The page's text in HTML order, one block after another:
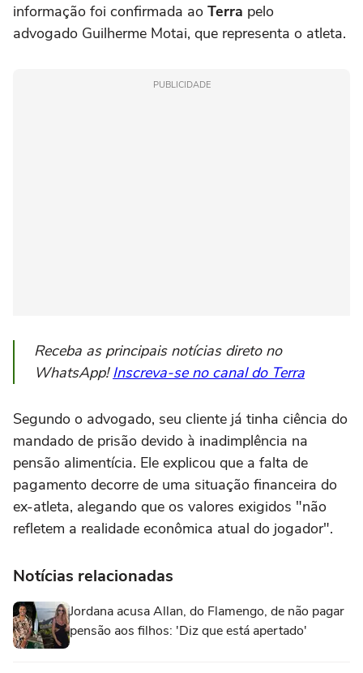
informação foi confirmada ao Terra pelo
advogado Guilherme Motai, que representa o atleta.
PUBLICIDADE
Receba as principais notícias direto no
WhatsApp!Inscreva-se no canal do Terra
Segundo o advogado, seu cliente já tinha ciência do
mandado de prisão devido à inadimplência na
pensão alimentícia. Ele explicou que a falta de
pagamento decorre de uma situação financeira do
ex-atleta, alegando que os valores exigidos "não
refletem a realidade econômica atual do jogador".
Notícias relacionadas
Jordana acusa Allan, do Flamengo, de não pagar
pensão aos filhos: 'Diz que está apertado'